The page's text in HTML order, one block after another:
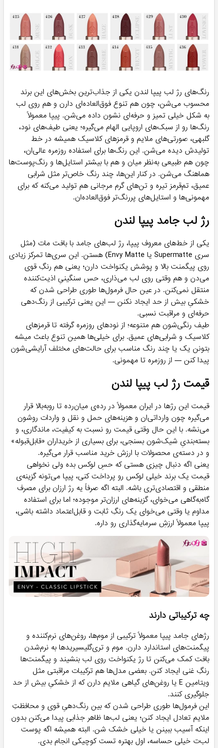
رنگ‌های رژ لب پیپا لندن یکی از جذاب‌ترین بخش‌های این برند
محسوب می‌شن، چون هم تنوع فوق‌العاده‌ای دارن و هم روی لب
به شکل خیلی تمیز و حرفه‌ای نشون داده می‌شن. پیپا معمولاً
رنگ‌ها رو از سبک‌های اروپایی الهام می‌گیره؛ یعنی طیف‌های نود،
گلبهی، صورتی‌های ملایم و قرمزهای کلاسیک همیشه در خط
تولیدش دیده می‌شن. این رنگ‌ها برای استفاده روزمره عالی‌ان،
چون هم طبیعی به‌نظر میان و هم با بیشتر استایل‌ها و رنگ‌پوست‌ها
هماهنگ می‌شن. در کنار این‌ها، چند رنگ خاص‌تر مثل شرابی
عمیق، تم‌قرمز تیره و تن‌های گرم مرجانی هم تولید می‌کنه که برای
مهمونی‌ها و استایل‌های پررنگ‌تر فوق‌العاده‌ان.
رژ لب جامد پیپا لندن
یکی از خط‌های معروف پیپا، رژ لب‌های جامد با بافت مات (مثل
سری Supermatte یا Envy Matte) هستن. این سری‌ها تمرکز زیادی
روی پیگمنت بالا و پوشش یکنواخت دارن؛ یعنی هم رنگِ قوی
می‌دن و هم وقتی روی لب می‌ذاری، حس سنگینیِ اذیت‌کننده
منتقل نمی‌کنن. در عین حال فرمول‌ها طوری طراحی شدن که
خشکیِ بیش از حد ایجاد نکنن — این یعنی ترکیبی از رنگ‌دهی
حرفه‌ای و مراقبت نسبی.
طیف رنگی‌شون هم متنوعه؛ از نودهای روزمره گرفته تا قرمزهای
کلاسیک و شرابی‌های عمیق. برای خیلی‌ها همین تنوع باعث میشه
بتونن یک یا چند رنگ مناسب برای حالت‌های مختلف آرایشی‌شون
پیدا کنن — از روزمره تا مهمونی.
قیمت رژ لب پیپا لندن
قیمت این رژها در ایران معمولاً در رده‌ی میان‌رده تا رو‌به‌بالا قرار
می‌گیره چون وارداتی‌ان و هزینه‌های حمل و نقل و واردات روشون
می‌نشه. با این حال وقتی قیمت رو نسبت به کیفیت، ماندگاری، و
بسته‌بندیِ شیک‌شون بسنجی، برای بسیاری از خریداران «قابل‌قبوله»
و در دسته‌ی محصولات با ارزش خرید مناسب قرار می‌گیره.
یعنی اگه دنبال چیزی هستی که حسِ لوکس بده ولی نخواهی
قیمت‌ یک برند خیلی لوکس رو پرداخت کنی، پیپا می‌تونه گزینه‌ی
منطقی و اقتصادی‌تری باشه. البته اگه صرفاً یه رژ ارزان برای مصرف
گاه‌به‌گاهی می‌خوای، گزینه‌های ارزان‌تر موجوده؛ اما برای استفاده
مداوم یا وقتی می‌خوای یک رنگِ ثابت و قابل‌اعتماد داشته باشی،
پیپا معمولاً ارزشِ سرمایه‌گذاری رو داره.
چه ترکیباتی دارند
رژهای جامد پیپا معمولاً ترکیبی از موم‌ها، روغن‌های نرم‌کننده و
پیگمنت‌های استاندارد دارن. موم و تری‌گلیسیریدها به نرم‌شدن
بافت کمک می‌کنن تا رژ یکنواخت روی لب بنشیند و پیگمنت‌ها
رنگِ غنی ایجاد کنن. بعضی مدل‌ها هم ترکیبات مراقبتی مثل
ویتامین E یا روغن‌های گیاهی ملایم دارن که از خشکیِ بیش از حد
جلوگیری کنند.
این فرمول‌ها طوری طراحی شدن که بین رنگ‌دهیِ قوی و محافظتِ
ملایم تعادل ایجاد کنن؛ یعنی لب‌ها ظاهر جذابی پیدا می‌کنن بدون
اینکه آسیب ببینن یا خیلی خشک شن. البته همیشه اگه پوست
لب‌ت خیلی حساسه، اول بهتره تست کوچیکی انجام بدی.